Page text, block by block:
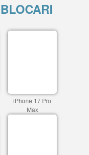
iPhone 17 Pro
Max